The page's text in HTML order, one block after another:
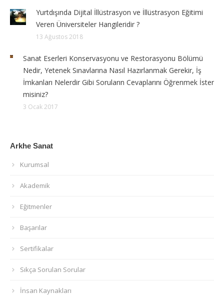
Yurtdışında Dijital İllüstrasyon ve İllüstrasyon Eğitimi
Veren Üniversiteler Hangileridir ?
13 Ağustos 2018
Sanat Eserleri Konservasyonu ve Restorasyonu Bölümü
Nedir, Yetenek Sınavlarına Nasıl Hazırlanmak Gerekir, İş
İmkanları Nelerdir Gibi Soruların Cevaplarını Öğrenmek İster
misiniz?
3 Ocak 2017
Arkhe Sanat
Kurumsal
Akademik
Eğitmenler
Başarılar
Sertifikalar
Sıkça Sorulan Sorular
İnsan Kaynakları